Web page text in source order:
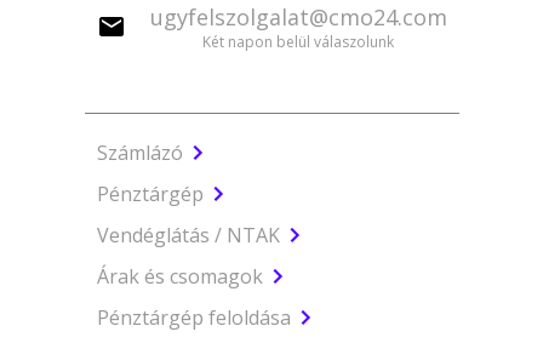
ugyfelszolgalat@cmo24.com
Két napon belül válaszolunk
Számlázó
Pénztárgép
Vendéglátás / NTAK
Árak és csomagok
Pénztárgép feloldása